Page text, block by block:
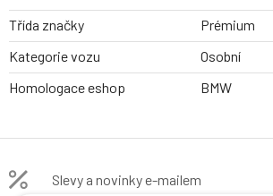
Třída značky
Prémium
Kategorie vozu
Osobní
Homologace eshop
BMW
Slevy a novinky e-mailem